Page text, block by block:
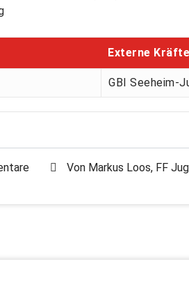
Externe Kräfte
GBI Seeheim-
Von Markus Loos, FF